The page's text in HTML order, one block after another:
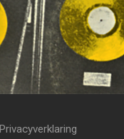
Privacyverklaring